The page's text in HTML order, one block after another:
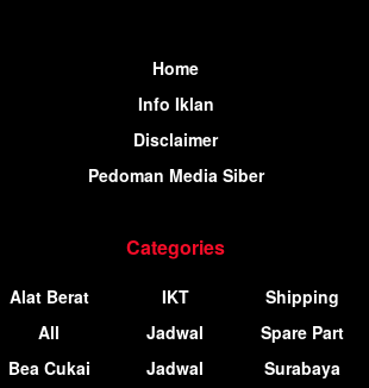
Home
Info Iklan
Disclaimer
Pedoman Media Siber
Categories
Alat Berat
All
Bea Cukai
IKT
Jadwal
Jadwal
Shipping
Spare Part
Surabaya